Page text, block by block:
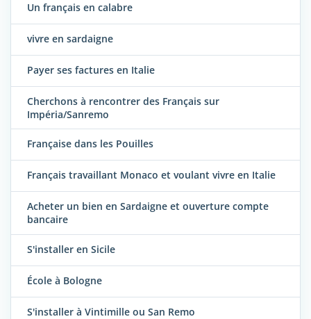
Un français en calabre
vivre en sardaigne
Payer ses factures en Italie
Cherchons à rencontrer des Français sur
Impéria/Sanremo
Française dans les Pouilles
Français travaillant Monaco et voulant vivre en Italie
Acheter un bien en Sardaigne et ouverture compte
bancaire
S'installer en Sicile
École à Bologne
S'installer à Vintimille ou San Remo